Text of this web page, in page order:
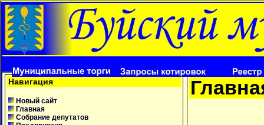
Навигация
Новый сайт
Главная
Собрание депутатов